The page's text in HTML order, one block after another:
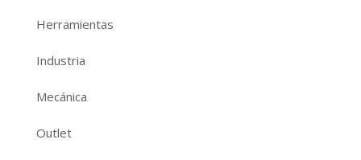
Herramientas
Industria
Mecánica
Outlet